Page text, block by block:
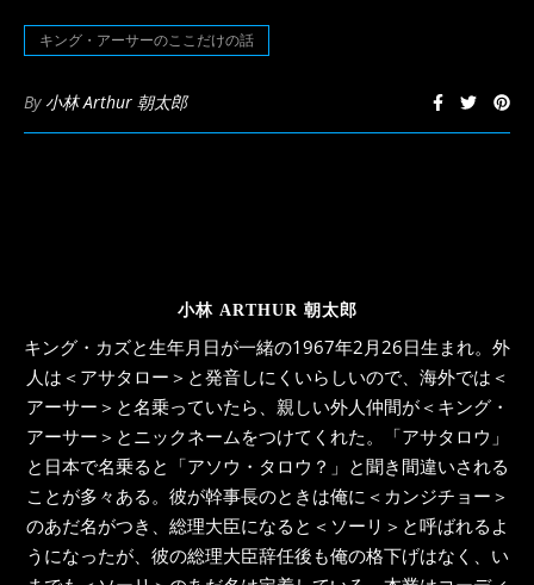
で
開
き
キング・アーサーのここだけの話
By 小林 Arthur 朝太郎
小林 ARTHUR 朝太郎
キング・カズと生年月日が一緒の1967年2月26日生まれ。外
人は＜アサタロー＞と発音しにくいらしいので、海外では＜
アーサー＞と名乗っていたら、親しい外人仲間が＜キング・
アーサー＞とニックネームをつけてくれた。「アサタロウ」
と日本で名乗ると「アソウ・タロウ？」と聞き間違いされる
ことが多々ある。彼が幹事長のときは俺に＜カンジチョー＞
のあだ名がつき、総理大臣になると＜ソーリ＞と呼ばれるよ
うになったが、彼の総理大臣辞任後も俺の格下げはなく、い